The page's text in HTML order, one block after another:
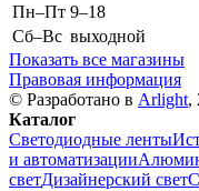
Пн–Пт 9–18
Сб–Вс выходной
Показать все магазины
Правовая информация
© Разработано в Arlight,
Каталог
Светодиодные ленты
и автоматизации
светДизайнерский свет